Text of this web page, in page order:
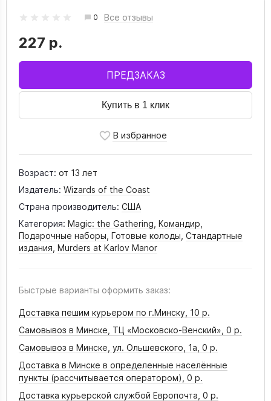
0 Все отзывы
227 р.
ПРЕДЗАКАЗ
Купить в 1 клик
Возраст: от 13 лет
Издатель: Wizards of the Coast
Страна производитель: США
Категория: Magic: the Gathering Командир
Подарочные наборы Готовые колоды Стандартные
издания Murders at Karlov Manor
Быстрые варианты оформить заказ:
Доставка пешим курьером по г.Минску, 10 р.
Самовывоз в Минске, ТЦ «Московско-Венский», 0 р.
Самовывоз в Минске, ул. Ольшевского, 1а, 0 р.
Доставка в Минске в определенные населённые
пункты (рассчитывается оператором), 0 р.
Доставка курьерской службой Европочта, 0 р.